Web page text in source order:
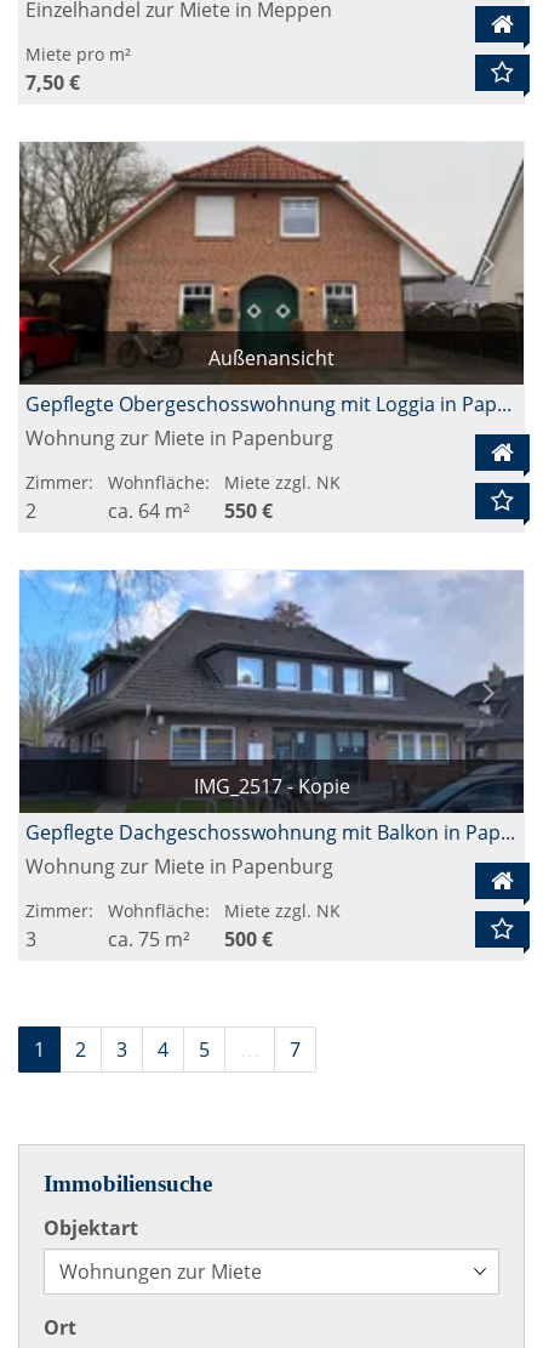
Einzelhandel zur Miete in Meppen
Miete pro m²
7,50 €
Außenansicht
Gepflegte Obergeschosswohnung mit Loggia in Papenburg-Untenende
Wohnung zur Miete in Papenburg
Zimmer:
2
Wohnfläche:
ca. 64 m²
Miete zzgl. NK
550 €
IMG_2517 - Kopie
Gepflegte Dachgeschosswohnung mit Balkon in Papenburg-Untenende
Wohnung zur Miete in Papenburg
Zimmer:
3
Wohnfläche:
ca. 75 m²
Miete zzgl. NK
500 €
1 2 3 4 5 … 7
Immobiliensuche
Objektart
Ort